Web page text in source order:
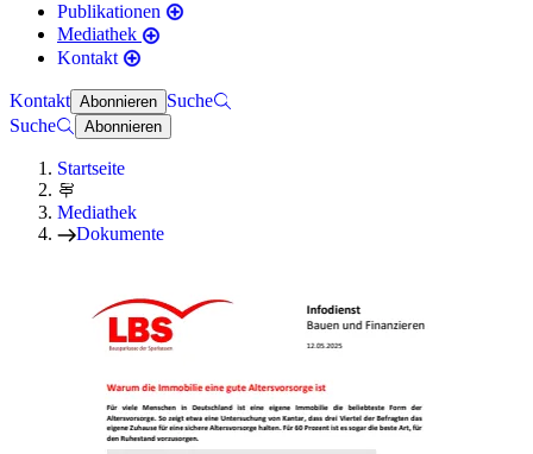
Publikationen
Mediathek
Kontakt
Kontakt Abonnieren Suche
Suche
Abonnieren
Startseite
Mediathek
Dokumente